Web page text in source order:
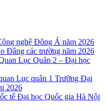
nghệ Đông Á năm 2026
Đẳng các trường năm 2026
Lục Quân 2 – Đại học
Lục quân 1 Trường Đại
2026
tế Đại học Quốc gia Hà Nội